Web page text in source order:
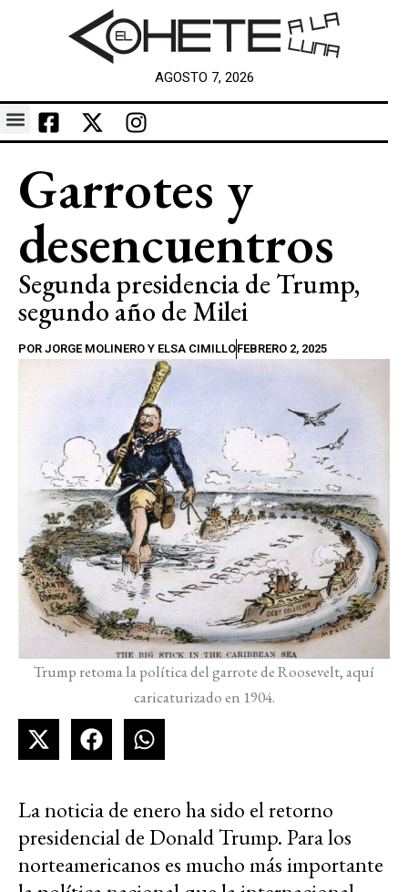
AGOSTO 7, 2026
Garrotes y
desencuentros
Segunda presidencia de Trump,
segundo año de Milei
POR JORGE MOLINERO Y ELSA CIMILLOFEBRERO 2, 2025
Trump retoma la política del garrote de Roosevelt, aquí
caricaturizado en 1904.
La noticia de enero ha sido el retorno
presidencial de Donald Trump. Para los
norteamericanos es mucho más importante